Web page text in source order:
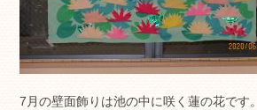
7月の壁面飾りは池の中に咲く蓮の花です。